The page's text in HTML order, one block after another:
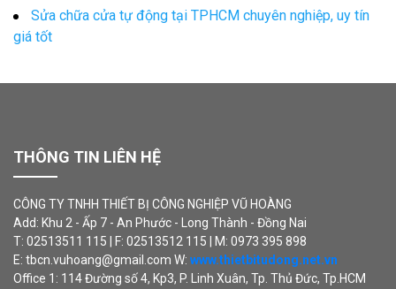
Sửa chữa cửa tự động tại TPHCM chuyên nghiệp, uy tín
giá tốt
THÔNG TIN LIÊN HỆ
CÔNG TY TNHH THIẾT BỊ CÔNG NGHIỆP VŨ HOÀNG
Add: Khu 2 - Ấp 7 - An Phước - Long Thành - Đồng Nai
T: 02513511 115 | F: 02513512 115 | M: 0973 395 898
E: tbcn.vuhoang@gmail.com W: www.thietbitudong.net.vn
Office 1: 114 Đường số 4, Kp3, P. Linh Xuân, Tp. Thủ Đức, Tp.HCM